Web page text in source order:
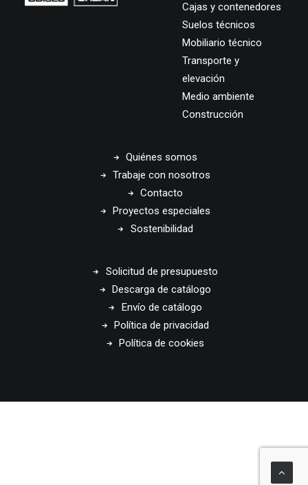
Cajas y contenedores
Suelos técnicos
Mobiliario técnico
Transporte y
elevación
Medio ambiente
Construcción
Quiénes somos
Trabaje con nosotros
Contacto
Proyectos especiales
Sostenibilidad
Solicitud de presupuesto
Descarga de catálogo
Envío de catálogo
Política de privacidad
Política de cookies